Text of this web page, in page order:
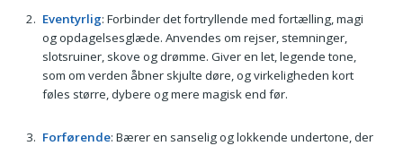
Eventyrlig: Forbinder det fortryllende med fortælling, magi
og opdagelsesglæde. Anvendes om rejser, stemninger,
slotsruiner, skove og drømme. Giver en let, legende tone,
som om verden åbner skjulte døre, og virkeligheden kort
føles større, dybere og mere magisk end før.
Forførende: Bærer en sanselig og lokkende undertone, der